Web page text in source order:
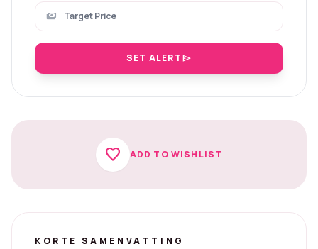
payments
SET ALERTsend
favorite ADD TO WISHLIST
KORTE SAMENVATTING